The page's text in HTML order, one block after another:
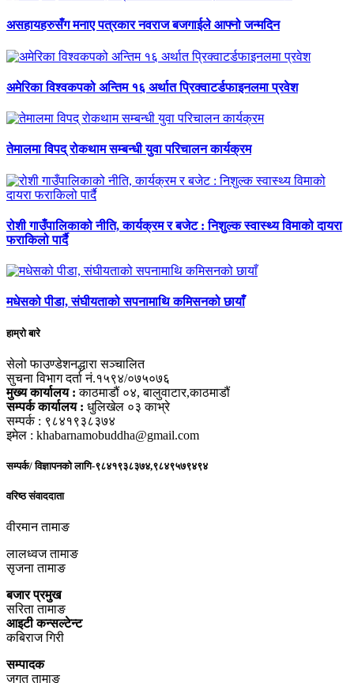
असहायहरुसँग मनाए पत्रकार नवराज बजगाईले आफ्नो जन्मदिन
अमेरिका विश्वकपको अन्तिम १६ अर्थात प्रिक्वाटर्डफाइनलमा प्रवेश
तेमालमा विपद् रोकथाम सम्बन्धी युवा परिचालन कार्यक्रम
रोशी गाउँपालिकाको नीति, कार्यक्रम र बजेट : निशुल्क स्वास्थ्य विमाको दायरा
फराकिलो पार्दै
मधेसको पीडा, संघीयताको सपनामाथि कमिसनको छायाँ
हाम्रो बारे
सेलो फाउण्डेशनद्धारा सञ्चालित
सुचना विभाग दर्ता नं.१५९४/०७५०७६
मुख्य कार्यालय : काठमाडौं ०४, बालुवाटार,काठमाडौं
सम्पर्क कार्यालय : धुलिखेल ०३ काभ्रे
सम्पर्क : ९८४१९३८३७४
इमेल : khabarnamobuddha@gmail.com
सम्पर्क/ विज्ञापनको लागि-९८४१९३८३७४,९८४९५७९४९४
वरिष्ठ संवाददाता
वीरमान तामाङ
लालध्वज तामाङ
सृजना तामाङ
बजार प्रमुख
सरिता तामाङ
आइटी कन्सल्टेन्ट
कबिराज गिरी
सम्पादक
जगत तामाङ